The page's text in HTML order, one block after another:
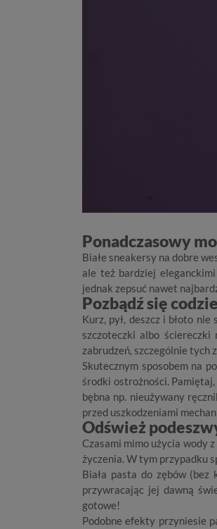
Ponadczasowy
Białe sneakersy na dobre
ale też bardziej
jednak zepsuć nawet
Pozbądź się
Kurz, pył, deszcz i błoto nie
szczoteczki albo ściereczki
zabrudzeń, szczególnie tych
Skutecznym sposobem na
środki ostrożności.
bębna np. nieużywany
przed uszkodzeniami
Odśwież
Czasami mimo użycia wody
życzenia. W tym przypadku
Biała pasta do zębów (bez
przywracając jej dawną
gotowe!
Podobne efekty przyniesie